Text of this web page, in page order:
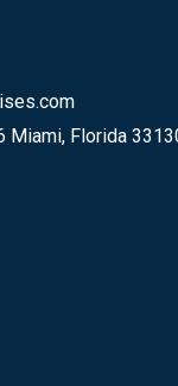
Miami, Florida